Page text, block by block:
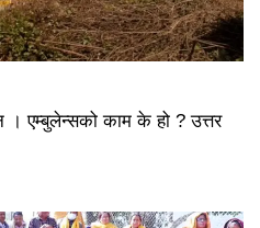
। एम्बुलेन्सको काम के हो ? उत्तर